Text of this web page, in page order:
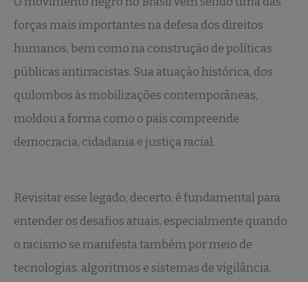
forças mais importantes na defesa dos direitos
humanos, bem como na construção de políticas
públicas antirracistas. Sua atuação histórica, dos
quilombos às mobilizações contemporâneas,
moldou a forma como o país compreende
democracia, cidadania e justiça racial.
Revisitar esse legado, decerto, é fundamental para
entender os desafios atuais, especialmente quando
o racismo se manifesta também por meio de
tecnologias, algoritmos e sistemas de vigilância.